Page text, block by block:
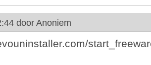
door Anoniem